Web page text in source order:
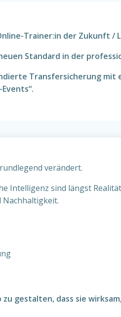
Trainer:in der Zukunft /
Standard in der
Transfersicherung mit
verändert.
Intelligenz sind längst
gestalten, dass sie